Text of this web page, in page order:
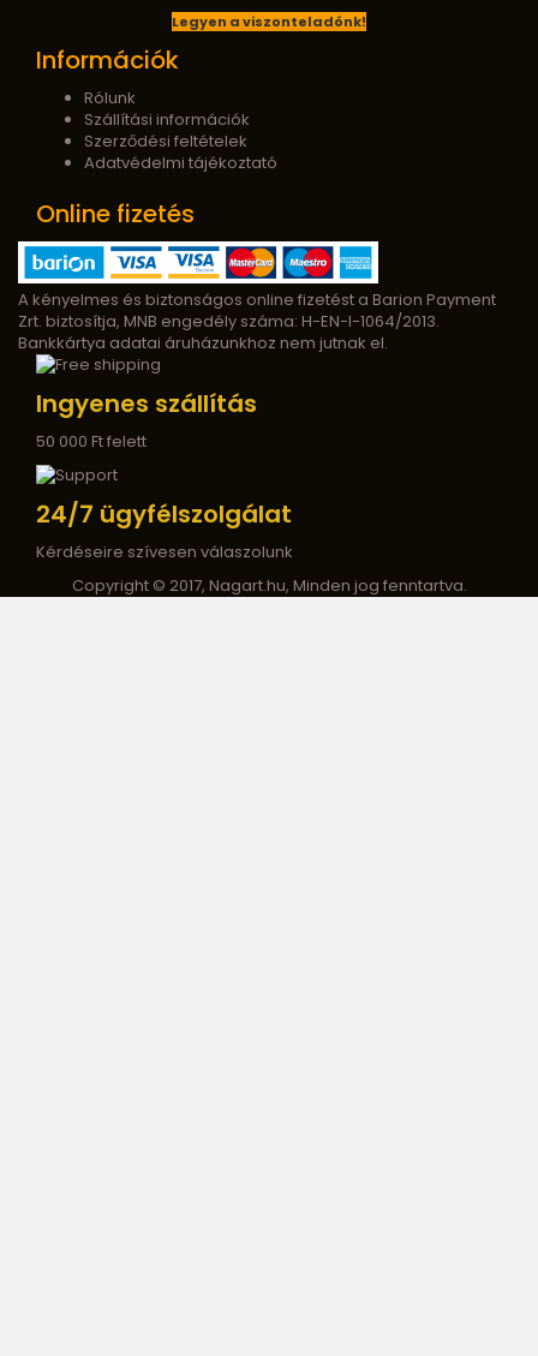
Legyen a viszonteladónk!
Információk
Rólunk
Szállítási információk
Szerződési feltételek
Adatvédelmi tájékoztató
Online fizetés
A kényelmes és biztonságos online fizetést a Barion Payment
Zrt. biztosítja, MNB engedély száma: H-EN-I-1064/2013.
Bankkártya adatai áruházunkhoz nem jutnak el.
Ingyenes szállítás
50 000 Ft felett
24/7 ügyfélszolgálat
Kérdéseire szívesen válaszolunk
Copyright © 2017, Nagart.hu, Minden jog fenntartva.